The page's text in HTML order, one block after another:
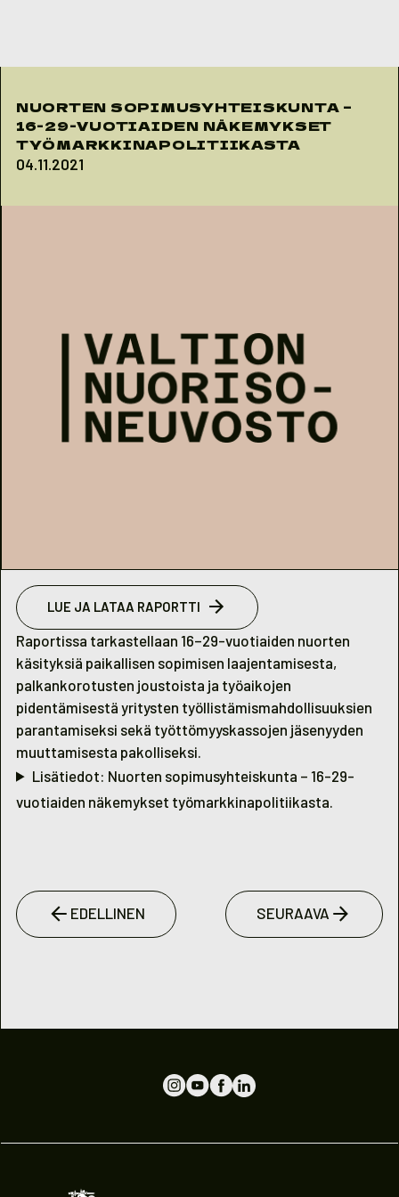
NUORTEN SOPIMUSYHTEISKUNTA –
16-29-VUOTIAIDEN NÄKEMYKSET
TYÖMARKKINAPOLITIIKASTA
04.11.2021
LUE JA LATAA RAPORTTI
Raportissa tarkastellaan 16–29-vuotiaiden nuorten
käsityksiä paikallisen sopimisen laajentamisesta,
palkankorotusten joustoista ja työaikojen
pidentämisestä yritysten työllistämismahdollisuuksien
parantamiseksi sekä työttömyyskassojen jäsenyyden
muuttamisesta pakolliseksi.
Lisätiedot: Nuorten sopimusyhteiskunta – 16-29-
vuotiaiden näkemykset työmarkkinapolitiikasta.
EDELLINEN SEURAAVA